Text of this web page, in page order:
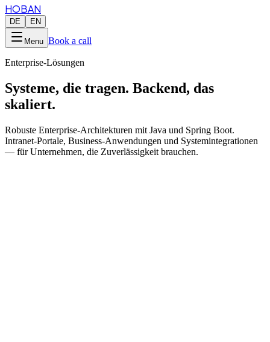
HOBAN
DE EN
Menu Book a call
Enterprise-Lösungen
Systeme, die tragen. Backend, das
skaliert.
Robuste Enterprise-Architekturen mit Java und Spring Boot.
Intranet-Portale, Business-Anwendungen und Systemintegrationen
— für Unternehmen, die Zuverlässigkeit brauchen.